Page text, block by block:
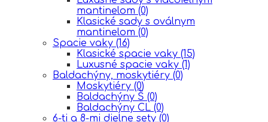
mantinelom (0)
Klasické sady s oválnym
mantinelom (0)
Spacie vaky (16)
Klasické spacie vaky (15)
Luxusné spacie vaky (1)
Baldachýny, moskytiéry (0)
Moskytiéry (0)
Baldachýny Š (0)
Baldachýny CL (0)
6-ti a 8-mi dielne sety (0)